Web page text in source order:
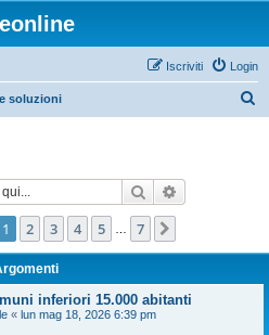
Login
Iscriviti
soluzioni
Cerca
di
1 2 3 4 5 7
inferiori 15.000 abitanti
« lun mag 18, 2026 6:39 pm